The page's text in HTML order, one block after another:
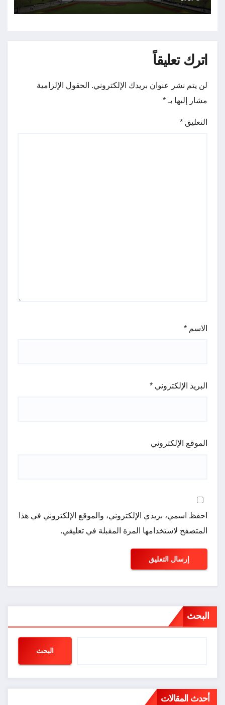
غاز الكلور
اترك تعليقاً
لن يتم نشر عنوان بريدك الإلكتروني. الحقول الإلزامية
مشار إليها بـ *
التعليق *
الاسم *
البريد الإلكتروني *
الموقع الإلكتروني
احفظ اسمي، بريدي الإلكتروني، والموقع الإلكتروني في هذا
المتصفح لاستخدامها المرة المقبلة في تعليقي.
البحث
البحث
أحدث المقالات